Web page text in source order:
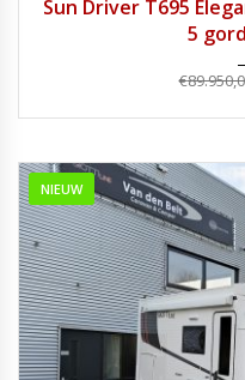
Sun Driver T695
5
€
NIEUW